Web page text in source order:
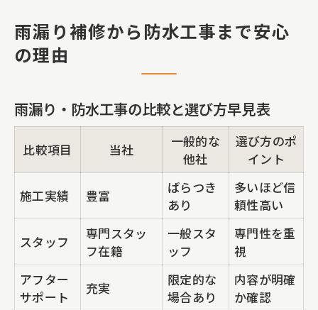
雨漏り補修から防水工事まで安心
の理由
雨漏り・防水工事の比較と選び方早見表
比較項目 当社
一般的な
他社
選び方のポ
イント
施工実績 豊富
ばらつき
あり
多いほど信
頼性高い
スタッフ
専門スタッ
フ在籍
一般スタ
ッフ
専門性を重
視
アフター
サポート
充実
限定的な
場合あり
内容が明確
か確認